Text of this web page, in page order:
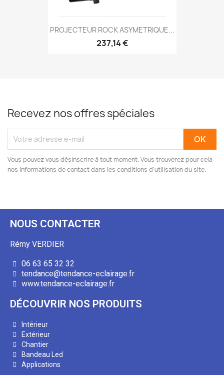
PROJECTEUR ROCK ASYMETRIQUE...
237,14 €
Recevez nos offres spéciales
Vous pouvez vous désinscrire à tout moment. Vous trouverez pour cela
nos informations de contact dans les conditions d'utilisation du site.
NOUS CONTACTER
Rémy VERDIER
06 63 65 32 32
tendance@tendance-eclairage.fr
www.tendance-eclairage.fr
DÉCOUVRIR NOS PRODUITS
Intérieur
Extérieur
Chantier
Bandeau Led
Applications